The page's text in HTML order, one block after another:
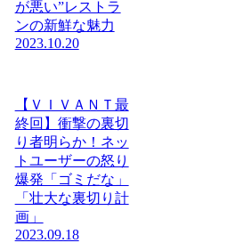
が悪い”レストラ
ンの新鮮な魅力
2023.10.20
【ＶＩＶＡＮＴ最
終回】衝撃の裏切
り者明らか！ネッ
トユーザーの怒り
爆発「ゴミだな」
「壮大な裏切り計
画」
2023.09.18